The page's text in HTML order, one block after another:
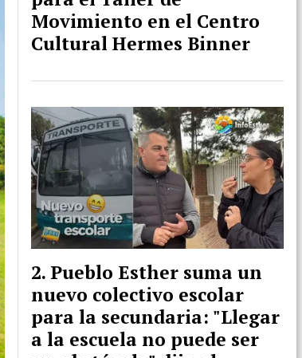
Movimiento en el Centro
Cultural Hermes Binner
Pueblo Esther suma un
nuevo colectivo escolar
para la secundaria: "Llegar
a la escuela no puede ser